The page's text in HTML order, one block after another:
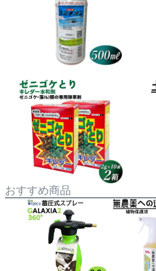
おすすめ商品